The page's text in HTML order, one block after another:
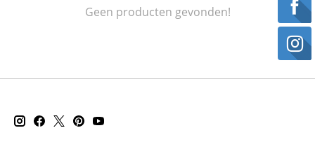
Geen producten gevonden!